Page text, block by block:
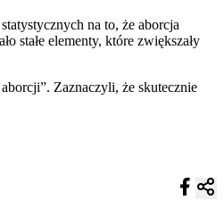
na to, że aborcja
stałe elementy, które zwiększały
Zaznaczyli, że skutecznie